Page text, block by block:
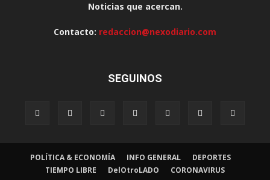
Noticias que acercan.
Contacto: redaccion@nexodiario.com
SEGUINOS
POLÍTICA & ECONOMÍA INFO GENERAL
DEPORTES
TIEMPO LIBRE
DelOtroLADO CORONAVIRUS